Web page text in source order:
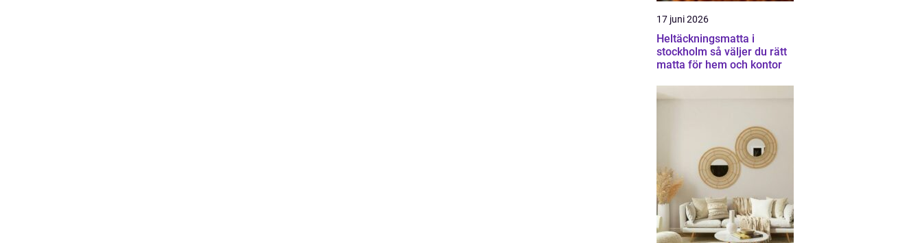
17 juni 2026
Heltäckningsmatta i
stockholm så väljer du rätt
matta för hem och kontor